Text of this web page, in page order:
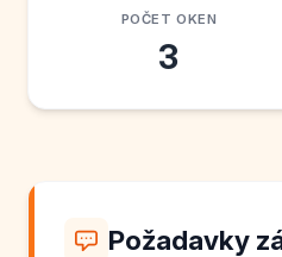
POČET OKEN
3
Požadavky